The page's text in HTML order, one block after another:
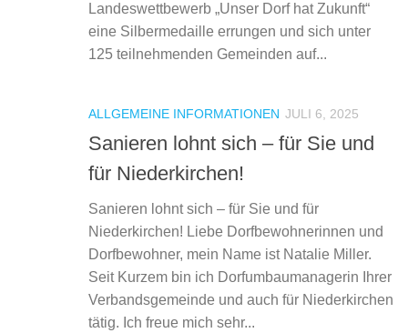
Landeswettbewerb „Unser Dorf hat Zukunft“
eine Silbermedaille errungen und sich unter
125 teilnehmenden Gemeinden auf...
ALLGEMEINE INFORMATIONEN JULI 6, 2025
Sanieren lohnt sich – für Sie und
für Niederkirchen!
Sanieren lohnt sich – für Sie und für
Niederkirchen! Liebe Dorfbewohnerinnen und
Dorfbewohner, mein Name ist Natalie Miller.
Seit Kurzem bin ich Dorfumbaumanagerin Ihrer
Verbandsgemeinde und auch für Niederkirchen
tätig. Ich freue mich sehr...